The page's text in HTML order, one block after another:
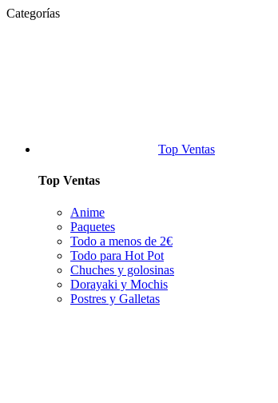
Categorías
Top Ventas
Top Ventas
Anime
Paquetes
Todo a menos de 2€
Todo para Hot Pot
Chuches y golosinas
Dorayaki y Mochis
Postres y Galletas